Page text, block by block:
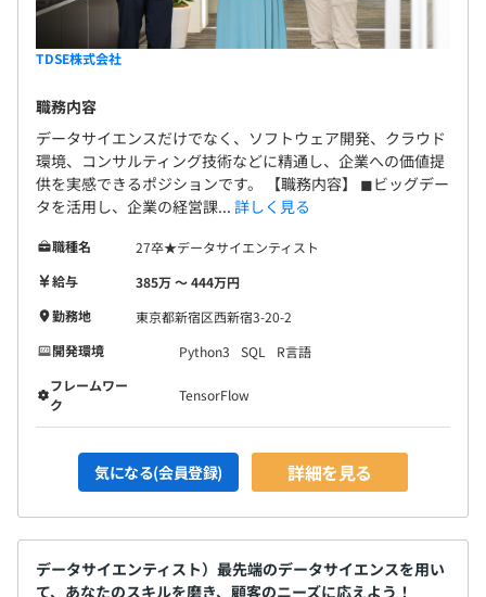
TDSE株式会社
職務内容
データサイエンスだけでなく、ソフトウェア開発、クラウド
環境、コンサルティング技術などに精通し、企業への価値提
供を実感できるポジションです。 【職務内容】 ◼︎ビッグデー
タを活用し、企業の経営課... 詳しく見る
職種名
27卒★データサイエンティスト
給与
385万 〜 444万円
勤務地
東京都新宿区西新宿3-20-2
開発環境
Python3 SQL
R言語
フレームワー
ク
TensorFlow
気になる(会員登録) 詳細を見る
データサイエンティスト）最先端のデータサイエンスを用い
て、あなたのスキルを磨き、顧客のニーズに応えよう！